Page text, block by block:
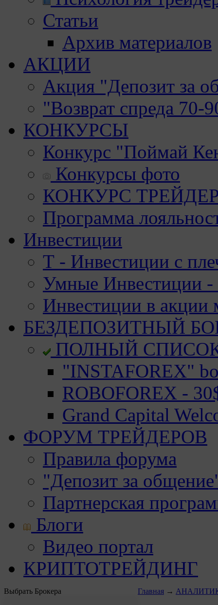
Статьи
Архив материалов
АКЦИИ
Акция "Депозит за
"Возврат спреда 70-
КОНКУРСЫ
Конкурс "Поймай
Конкурсы фото
КОНКУРС
Программа
Инвестиции
Т - Инвестиции с
Умные Инвестиции -
Инвестиции в акции
БЕЗДЕПОЗИТНЫЙ
ПОЛНЫЙ
"INSTAFOREX"
ROBOFOREX -
Grand Capital
ФОРУМ ТРЕЙДЕРОВ
Правила форума
"Депозит за
Партнерская
Блоги
Видео портал
КРИПТОТРЕЙДИНГ
Выбрать Брокера Главная →